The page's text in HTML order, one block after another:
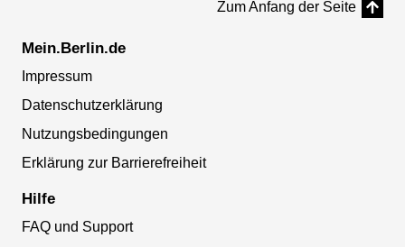
Zum Anfang der Seite
Mein.Berlin.de
Impressum
Datenschutzerklärung
Nutzungsbedingungen
Erklärung zur Barrierefreiheit
Hilfe
FAQ und Support